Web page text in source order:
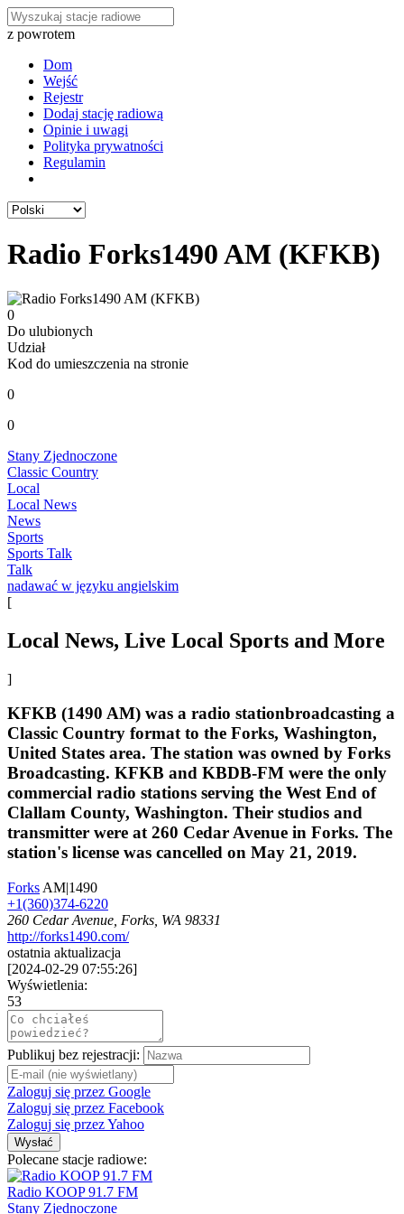
z powrotem
Dom
Wejść
Rejestr
Dodaj stację radiową
Opinie i uwagi
Polityka prywatności
Regulamin
Radio Forks1490 AM (KFKB)
0
Do ulubionych
Udział
Kod do umieszczenia na stronie
0
0
Stany Zjednoczone
Classic Country
Local
Local News
News
Sports
Sports Talk
Talk
nadawać w języku angielskim
[
Local News, Live Local Sports and More
]
KFKB (1490 AM) was a radio stationbroadcasting a
Classic Country format to the Forks, Washington,
United States area. The station was owned by Forks
Broadcasting. KFKB and KBDB-FM were the only
commercial radio stations serving the West End of
Clallam County, Washington. Their studios and
transmitter were at 260 Cedar Avenue in Forks. The
station's license was cancelled on May 21, 2019.
Forks AM|1490
+1(360)374-6220
260 Cedar Avenue, Forks, WA 98331
http://forks1490.com/
ostatnia aktualizacja
[2024-02-29 07:55:26]
Wyświetlenia:
53
Publikuj bez rejestracji:
Zaloguj się przez Google
Zaloguj się przez Facebook
Zaloguj się przez Yahoo
Wysłać
Polecane stacje radiowe:
Radio KOOP 91.7 FM
Stany Zjednoczone